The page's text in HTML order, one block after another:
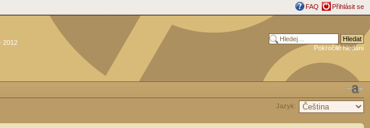
FAQ Přihlásit se
2012
Pokročilé hledání
Jazyk: